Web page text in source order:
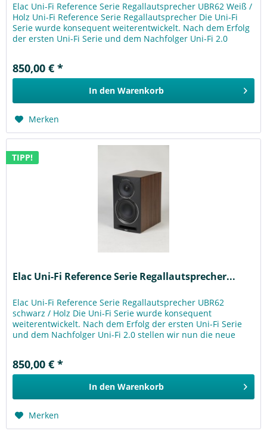
Elac Uni-Fi Reference Serie Regallautsprecher UBR62 Weiß /
Holz Uni-Fi Reference Serie Regallautsprecher Die Uni-Fi
Serie wurde konsequent weiterentwickelt. Nach dem Erfolg
der ersten Uni-Fi Serie und dem Nachfolger Uni-Fi 2.0
850,00 € *
In den Warenkorb
Merken
TIPP!
Elac Uni-Fi Reference Serie Regallautsprecher...
Elac Uni-Fi Reference Serie Regallautsprecher UBR62
schwarz / Holz Die Uni-Fi Serie wurde konsequent
weiterentwickelt. Nach dem Erfolg der ersten Uni-Fi Serie
und dem Nachfolger Uni-Fi 2.0 stellen wir nun die neue
850,00 € *
In den Warenkorb
Merken